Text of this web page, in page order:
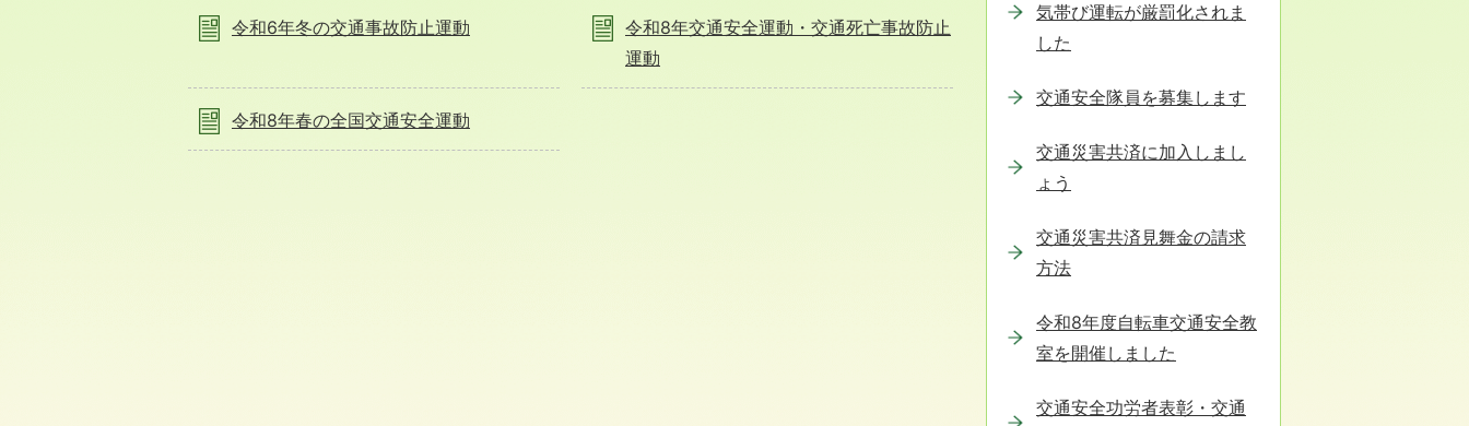
令和6年冬の交通事故防止運動
令和8年交通安全運動・交通死亡事故防止
運動
令和8年春の全国交通安全運動
気帯び運転が厳罰化されま
した
交通安全隊員を募集します
交通災害共済に加入しまし
ょう
交通災害共済見舞金の請求
方法
令和8年度自転車交通安全教
室を開催しました
交通安全功労者表彰・交通